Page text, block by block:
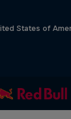
States of